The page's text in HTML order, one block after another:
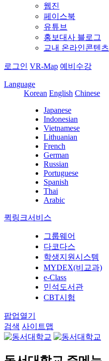
웹진
페이스북
유튜브
홍보대사 블로그
교내 온라인콘텐츠
로그인 VR-Map 예비수강
Language
Korean English Chinese
Japanese
Indonesian
Vietnamese
Lithuanian
French
German
Russian
Portuguese
Spanish
Thai
Arabic
퀵링크서비스
그룹웨어
다코다스
학생지원시스템
MYDEX(비교과)
e-Class
민석도서관
CBT시험
팝업열기
검색 사이트맵